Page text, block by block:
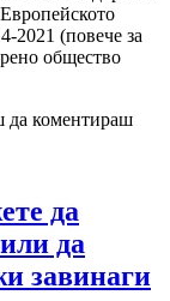
2021 (повече за
общество
да коментираш
да
да
завинаги